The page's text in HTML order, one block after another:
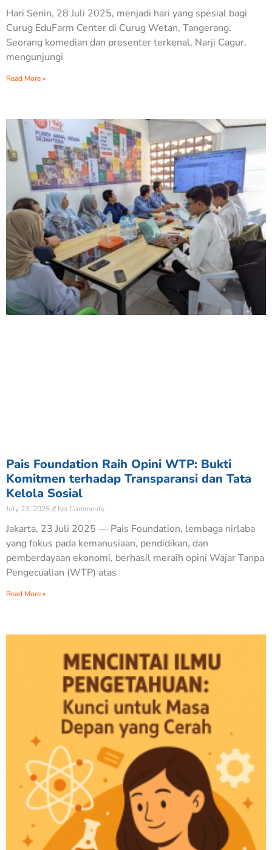
Hari Senin, 28 Juli 2025, menjadi hari yang spesial bagi
Curug EduFarm Center di Curug Wetan, Tangerang.
Seorang komedian dan presenter terkenal, Narji Cagur,
mengunjungi
Read More »
Pais Foundation Raih Opini WTP: Bukti
Komitmen terhadap Transparansi dan Tata
Kelola Sosial
July 23, 2025 No Comments
Jakarta, 23 Juli 2025 — Pais Foundation, lembaga nirlaba
yang fokus pada kemanusiaan, pendidikan, dan
pemberdayaan ekonomi, berhasil meraih opini Wajar Tanpa
Pengecualian (WTP) atas
Read More »